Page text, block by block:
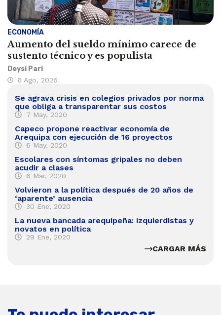
ECONOMÍA
Aumento del sueldo mínimo carece de
sustento técnico y es populista
Deysi Pari
6 Ago, 2026
Se agrava crisis en colegios privados por norma
que obliga a transparentar sus costos
7 May, 2020
Capeco propone reactivar economía de
Arequipa con ejecución de 16 proyectos
6 May, 2020
Escolares con síntomas gripales no deben
acudir a clases
6 Mar, 2020
Volvieron a la política después de 20 años de
‘aparente’ ausencia
30 Ene, 2020
La nueva bancada arequipeña: izquierdistas y
novatos en política
29 Ene, 2020
CARGAR MÁS